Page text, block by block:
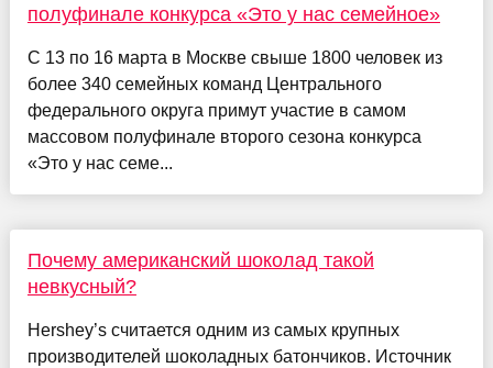
полуфинале конкурса «Это у нас семейное»
С 13 по 16 марта в Москве свыше 1800 человек из
более 340 семейных команд Центрального
федерального округа примут участие в самом
массовом полуфинале второго сезона конкурса
«Это у нас семе...
Почему американский шоколад такой
невкусный?
Hershey’s считается одним из самых крупных
производителей шоколадных батончиков. Источник